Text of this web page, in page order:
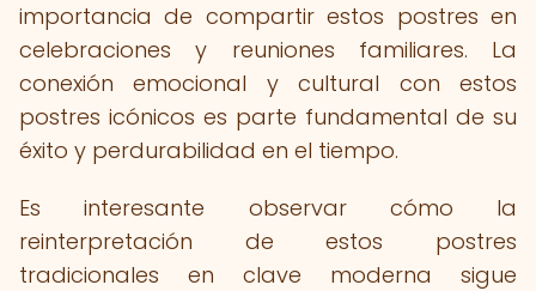
importancia de compartir estos postres en
celebraciones y reuniones familiares. La
conexión emocional y cultural con estos
postres icónicos es parte fundamental de su
éxito y perdurabilidad en el tiempo.
Es interesante observar cómo la
reinterpretación de estos postres
tradicionales en clave moderna sigue